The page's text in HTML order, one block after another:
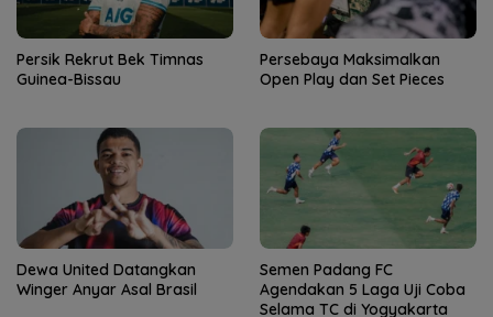
Persik Rekrut Bek Timnas
Guinea-Bissau
Persebaya Maksimalkan
Open Play dan Set Pieces
Dewa United Datangkan
Winger Anyar Asal Brasil
Semen Padang FC
Agendakan 5 Laga Uji Coba
Selama TC di Yogyakarta